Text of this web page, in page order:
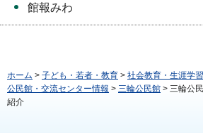
館報みわ
ホーム > 子ども・若者・教育 > 社会教育・生涯学習
公民館・交流センター情報 > 三輪公民館 > 三輪公
紹介